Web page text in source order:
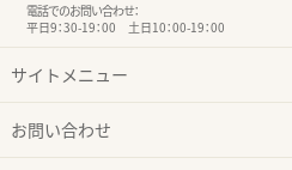
電話でのお問い合わせ：
平日9：30-19：00 土日10：00-19：00
サイトメニュー
お問い合わせ